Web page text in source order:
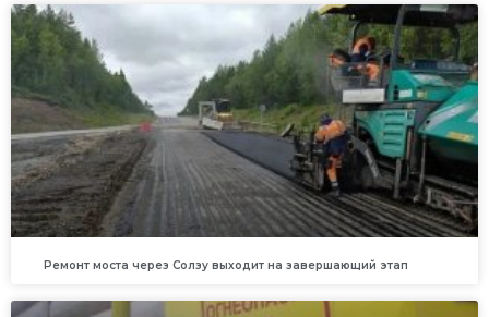
Ремонт моста через Солзу выходит на завершающий этап